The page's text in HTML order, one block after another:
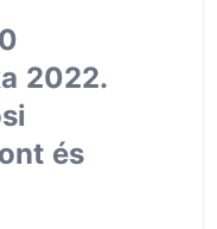
2022.
és